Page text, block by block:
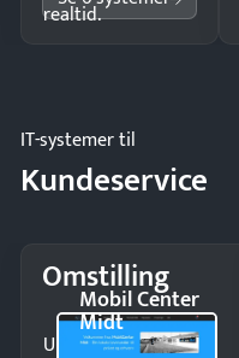
realtid.
IT-systemer til
Kundeservice
Omstilling
Mobil Center
Midt
Undgå tabte opkald